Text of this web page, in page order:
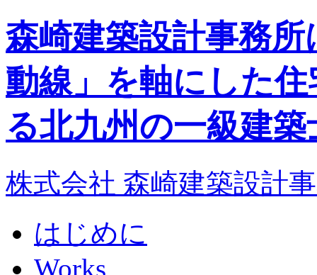
森崎建築設計事務所
動線」を軸にした住
る北九州の一級建
株式会社 森崎建築設計
はじめに
Works